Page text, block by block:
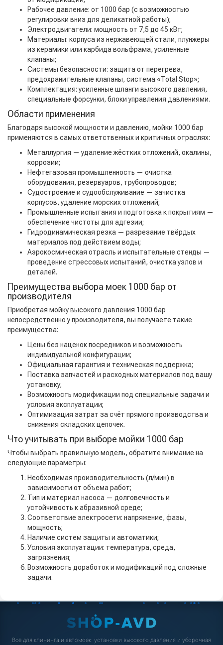
Рабочее давление: от 1000 бар (с возможностью
регулировки вниз для деликатной работы);
Электродвигатели: мощность от 7,5 до 45 кВт;
Материалы: корпуса из нержавеющей стали, плунжеры
из керамики или карбида вольфрама, усиленные
клапаны;
Системы безопасности: защита от перегрева,
предохранительные клапаны, система «Total Stop»;
Комплектация: усиленные шланги высокого давления,
специальные форсунки, блоки управления давлениями.
Области применения
Благодаря высокой мощности и давлению, мойки 1000 бар
применяются в самых ответственных и критичных отраслях:
Металлургия — удаление жёстких отложений, окалины,
коррозии;
Нефтегазовая промышленность — очистка
оборудования, резервуаров, трубопроводов;
Судостроение и судообслуживание — зачистка
корпусов, удаление морских отложений;
Промышленные испытания и подготовка к покрытиям —
обеспечение чистоты для адгезии;
Гидродинамическая резка — разрезание твёрдых
материалов под действием воды;
Аэрокосмическая отрасль и испытательные стенды —
проведение стрессовых испытаний, очистка узлов и
деталей.
Преимущества выбора моек 1000 бар от
производителя
Приобретая мойку высокого давления 1000 бар
непосредственно у производителя, вы получаете такие
преимущества:
Цены без наценок посредников и возможность
индивидуальной конфигурации;
Официальная гарантия и техническая поддержка;
Поставка запчастей и расходных материалов под вашу
установку;
Возможность модификации под специальные задачи и
условия эксплуатации;
Оптимизация затрат за счёт прямого производства и
снижения складских цепочек.
Что учитывать при выборе мойки 1000 бар
Чтобы выбрать правильную модель, обратите внимание на
следующие параметры:
Необходимая производительность (л/мин) в
зависимости от объема работ;
Тип и материал насоса — долговечность и
устойчивость к абразивной среде;
Соответствие электросети: напряжение, фазы,
мощность;
Наличие систем защиты и автоматики;
Условия эксплуатации: температура, среда,
загрязнения;
Возможность доработок и модификаций под сложные
задачи.
Всё для клининга и автомоек: установки высокого давления и уборочная